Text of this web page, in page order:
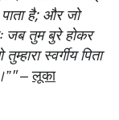
है; और जो
जब तुम बुरे होकर
स्वर्गीय पिता
"–लूका